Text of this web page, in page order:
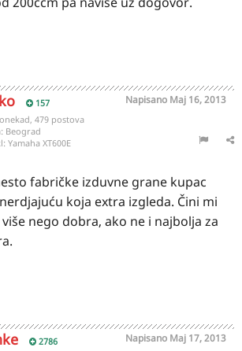
157 Napisano Maj 16, 2013
479 postova
Beograd
Yamaha XT600E
fabričke izduvne grane kupac
koja extra izgleda. Čini mi
nego dobra, ako ne i najbolja za
2786 Napisano Maj 17, 2013